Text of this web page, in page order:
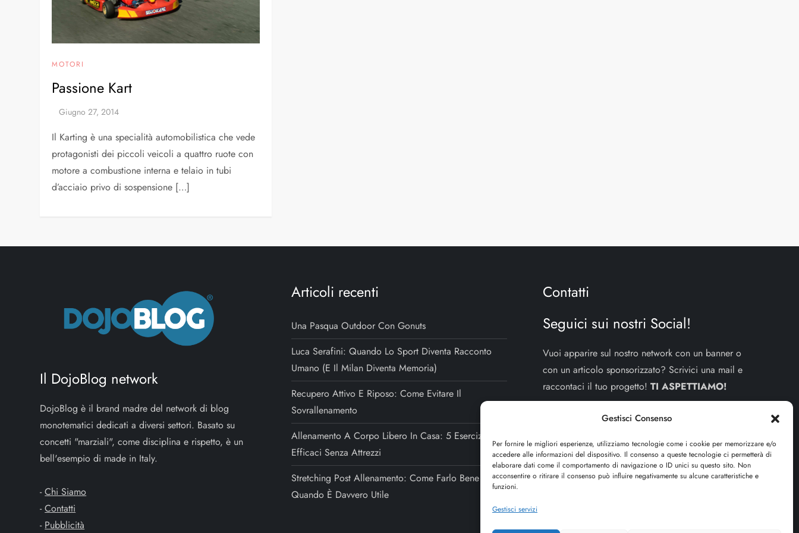
Gestisci Consenso
Per fornire le migliori esperienze, utilizziamo tecnologie come i cookie per memorizzare e/o
accedere alle informazioni del dispositivo. Il consenso a queste tecnologie ci permetterà di
elaborare dati come il comportamento di navigazione o ID unici su questo sito. Non
acconsentire o ritirare il consenso può influire negativamente su alcune caratteristiche e
funzioni.
Gestisci servizi
MOTORI
Passione Kart
Il Karting è una specialità automobilistica che vede
protagonisti dei piccoli veicoli a quattro ruote con
motore a combustione interna e telaio in tubi
d’acciaio privo di sospensione […]
Il DojoBlog network
DojoBlog è il brand madre del network di blog
monotematici dedicati a diversi settori. Basato su
concetti "marziali", come disciplina e rispetto, è un
bell'esempio di made in Italy.
-Chi Siamo
-Contatti
- Pubblicità
Articoli recenti
Una Pasqua Outdoor Con Gonuts
Luca Serafini: Quando Lo Sport Diventa Racconto
Umano (e Il Milan Diventa Memoria)
Recupero Attivo E Riposo: Come Evitare Il
Sovrallenamento
Allenamento A Corpo Libero In Casa: 5 Esercizi
Efficaci Senza Attrezzi
Stretching Post Allenamento: Come Farlo Bene E
Quando È Davvero Utile
Contatti
Seguici sui nostri Social!
Vuoi apparire sul nostro network con un banner o
con un articolo sponsorizzato? Scrivici una mail e
raccontaci il tuo progetto!TI ASPETTIAMO!
info e contatti:staff@dojoblog.it
dojouomo.it è un progetto facente parte del network
dojoblog.it di proprietà dellaReadMore ADVcon
sede legale in Via delle Sirene 34 - Roma - P.iva: